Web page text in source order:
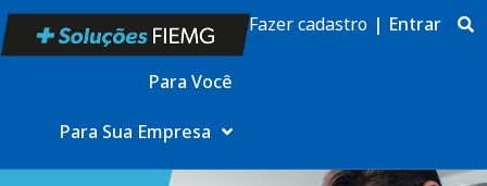
Para Você
Para Sua Empresa
Fazer cadastro | Entrar